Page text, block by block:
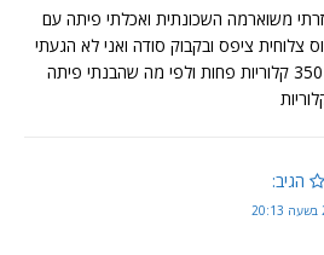
משוארמה השכונתית ואכלתי פיתה עם
צלוחית ציפס ובקבוק סודה ואני לא הגעתי
לתוצאה שלך אלה לפחות בא 350 קלוריות פחות ולפי מה שהבנתי פיתה
הגיב: